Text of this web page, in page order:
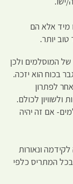
מיד אלא הם
טוב יותר.
של המוסלמים ולכן
בכוח הוא יזכה.
לפתרון
לכולם.
אם זה יהיה
ונאורות
המתריס כלפי